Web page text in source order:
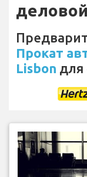
Прокат
Lisbon для